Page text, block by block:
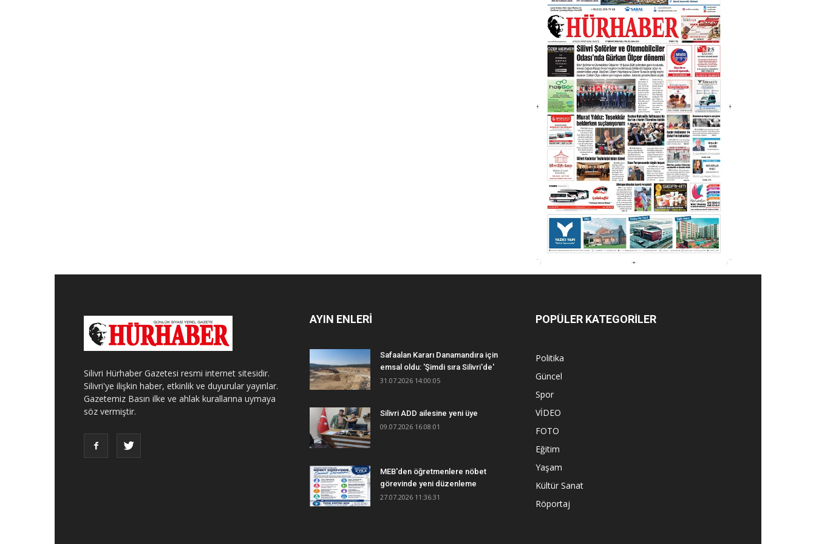
Silivri Hürhaber Gazetesi resmi internet sitesidir.
Silivri'ye ilişkin haber, etkinlik ve duyurular yayınlar.
Gazetemiz Basın ilke ve ahlak kurallarına uymaya
söz vermiştir.
AYIN ENLERİ
Safaalan Kararı Danamandıra için
emsal oldu: 'Şimdi sıra Silivri'de'
31.07.2026 14:00:05
Silivri ADD ailesine yeni üye
09.07.2026 16:08:01
MEB'den öğretmenlere nöbet
görevinde yeni düzenleme
27.07.2026 11:36:31
POPÜLER KATEGORİLER
Politika
Güncel
Spor
VİDEO
FOTO
Eğitim
Yaşam
Kültür Sanat
Röportaj